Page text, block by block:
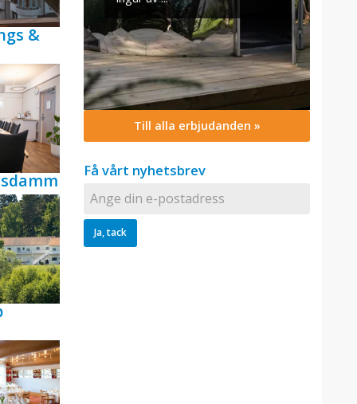
&
Till alla erbjudanden »
Få vårt nyhetsbrev